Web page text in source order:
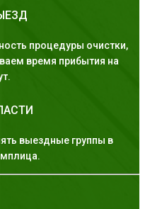
процедуры очистки,
время прибытия на
выездные группы в